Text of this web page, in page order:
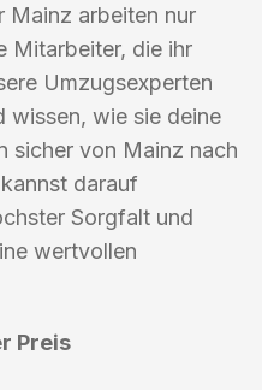
Mainz arbeiten nur
Mitarbeiter, die ihr
Umzugsexperten
wissen, wie sie deine
sicher von Mainz nach
darauf
Sorgfalt und
wertvollen
Preis